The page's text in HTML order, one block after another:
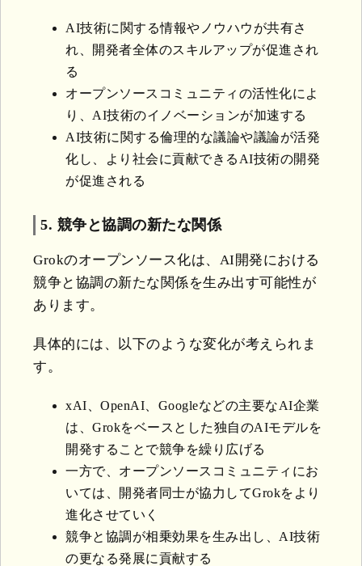
AI技術に関する情報やノウハウが共有さ
れ、開発者全体のスキルアップが促進され
る
オープンソースコミュニティの活性化によ
り、AI技術のイノベーションが加速する
AI技術に関する倫理的な議論や議論が活発
化し、より社会に貢献できるAI技術の開発
が促進される
5. 競争と協調の新たな関係
Grokのオープンソース化は、AI開発における
競争と協調の新たな関係を生み出す可能性が
あります。
具体的には、以下のような変化が考えられま
す。
xAI、OpenAI、Googleなどの主要なAI企業
は、Grokをベースとした独自のAIモデルを
開発することで競争を繰り広げる
一方で、オープンソースコミュニティにお
いては、開発者同士が協力してGrokをより
進化させていく
競争と協調が相乗効果を生み出し、AI技術
の更なる発展に貢献する